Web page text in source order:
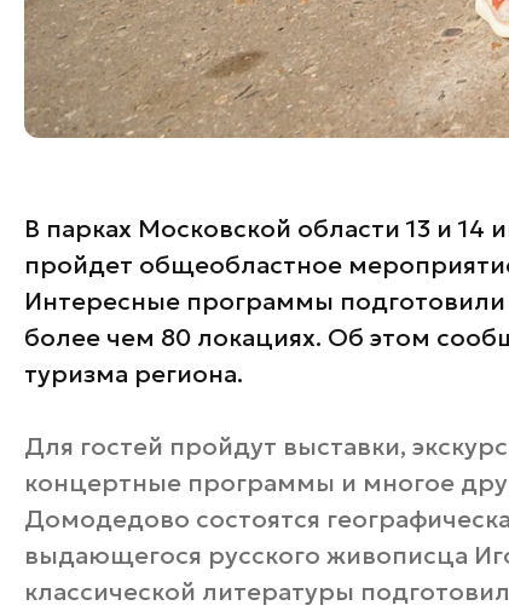
В парках Московской области 13 и
пройдет общеобластное
Интересные программы подготовили
более чем 80 локациях. Об этом
туризма региона.
Для гостей пройдут выставки,
концертные программы и многое
Домодедово состоятся
выдающегося русского живописца
классической литературы